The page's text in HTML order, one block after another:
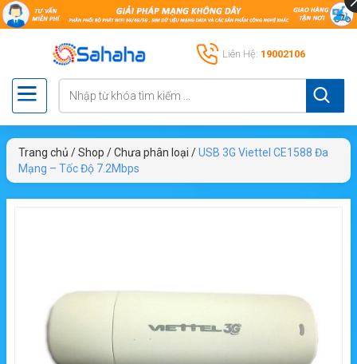
Liên Hệ: 19002106
Trang chủ /Shop /Chưa phân loại /USB 3G Viettel CE1588 Đa
Mạng – Tốc Độ 7.2Mbps